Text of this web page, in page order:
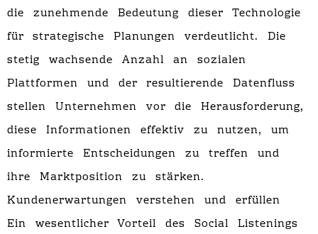
die zunehmende Bedeutung dieser Technologie
für strategische Planungen verdeutlicht. Die
stetig wachsende Anzahl an sozialen
Plattformen und der resultierende Datenfluss
stellen Unternehmen vor die Herausforderung,
diese Informationen effektiv zu nutzen, um
informierte Entscheidungen zu treffen und
ihre Marktposition zu stärken.
Kundenerwartungen verstehen und erfüllen
Ein wesentlicher Vorteil des Social Listenings